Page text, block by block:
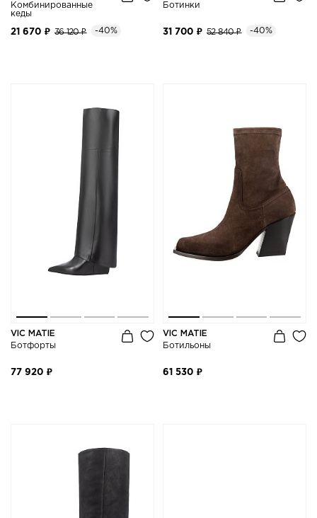
Комбинированные
кеды
21 670 ₽ 36 120 ₽ -40%
Ботинки
31 700 ₽ 52 840 ₽ -40%
VIC MATIE
Ботфорты
77 920 ₽
VIC MATIE
Ботильоны
61 530 ₽